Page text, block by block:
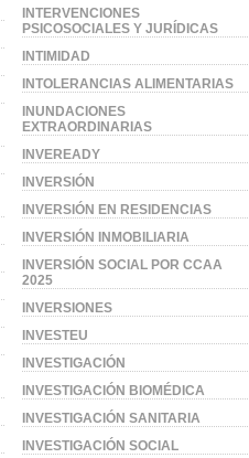
INTERVENCIONES
PSICOSOCIALES Y JURÍDICAS
INTIMIDAD
INTOLERANCIAS ALIMENTARIAS
INUNDACIONES
EXTRAORDINARIAS
INVEREADY
INVERSIÓN
INVERSIÓN EN RESIDENCIAS
INVERSIÓN INMOBILIARIA
INVERSIÓN SOCIAL POR CCAA
2025
INVERSIONES
INVESTEU
INVESTIGACIÓN
INVESTIGACIÓN BIOMÉDICA
INVESTIGACIÓN SANITARIA
INVESTIGACIÓN SOCIAL